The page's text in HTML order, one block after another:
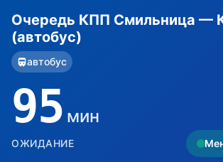
Очередь КПП Смильница —
(автобус)
автобус
95 мин
ОЖИДАНИЕ